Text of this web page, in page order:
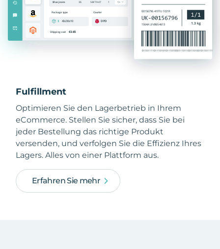
Fulfillment
Optimieren Sie den Lagerbetrieb in Ihrem
eCommerce. Stellen Sie sicher, dass Sie bei
jeder Bestellung das richtige Produkt
versenden, und verfolgen Sie die Effizienz Ihres
Lagers. Alles von einer Plattform aus.
Erfahren Sie mehr